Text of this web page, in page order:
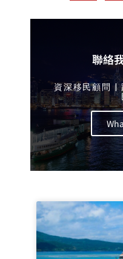
聯絡
資深移民顧問 |